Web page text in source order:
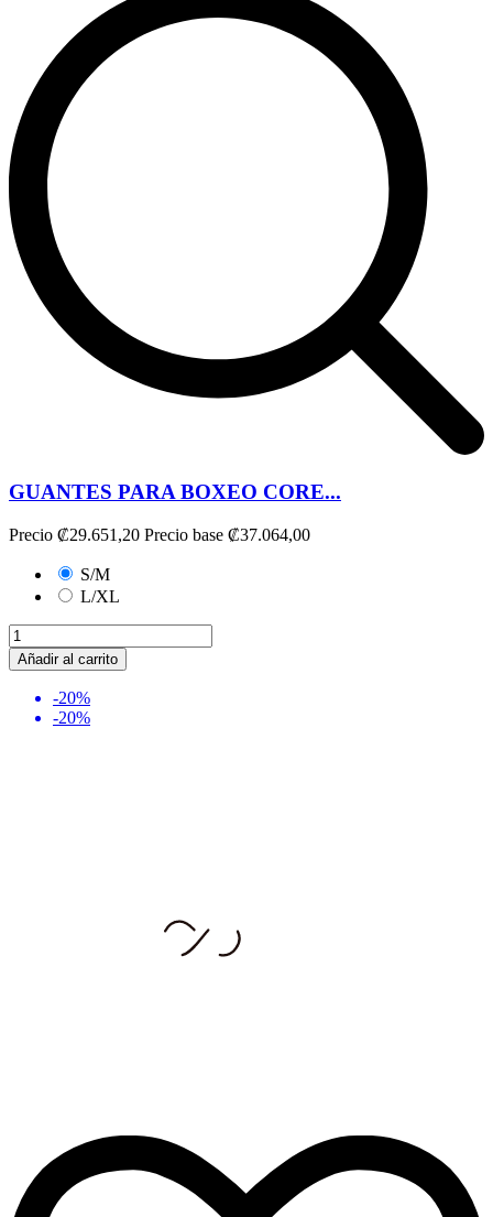
GUANTES PARA BOXEO CORE...
Precio ₡29.651,20 Precio base ₡37.064,00
S/M
L/XL
Añadir al carrito
-20%
-20%